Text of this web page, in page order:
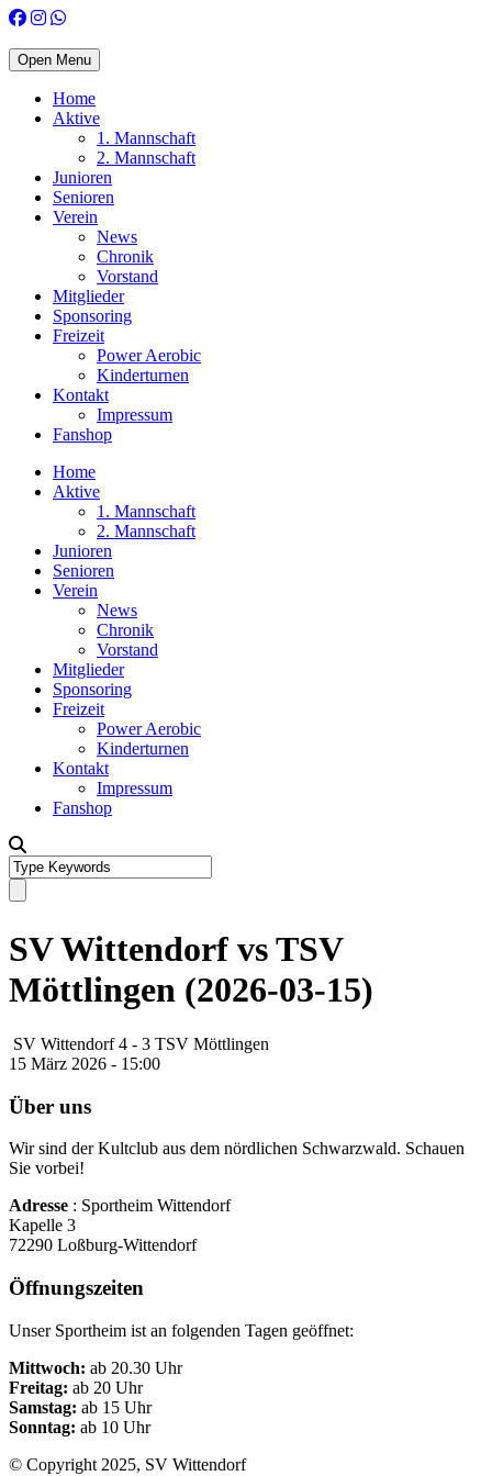
Open Menu
Home
Aktive
1. Mannschaft
2. Mannschaft
Junioren
Senioren
Verein
News
Chronik
Vorstand
Mitglieder
Sponsoring
Freizeit
Power Aerobic
Kinderturnen
Kontakt
Impressum
Fanshop
Home
Aktive
1. Mannschaft
2. Mannschaft
Junioren
Senioren
Verein
News
Chronik
Vorstand
Mitglieder
Sponsoring
Freizeit
Power Aerobic
Kinderturnen
Kontakt
Impressum
Fanshop
SV Wittendorf vs TSV
Möttlingen (2026-03-15)
SV Wittendorf 4 - 3 TSV Möttlingen
15 März 2026 - 15:00
Über uns
Wir sind der Kultclub aus dem nördlichen Schwarzwald. Schauen
Sie vorbei!
Adresse : Sportheim Wittendorf
Kapelle 3
72290 Loßburg-Wittendorf
Öffnungszeiten
Unser Sportheim ist an folgenden Tagen geöffnet:
Mittwoch: ab 20.30 Uhr
Freitag: ab 20 Uhr
Samstag: ab 15 Uhr
Sonntag: ab 10 Uhr
© Copyright 2025, SV Wittendorf